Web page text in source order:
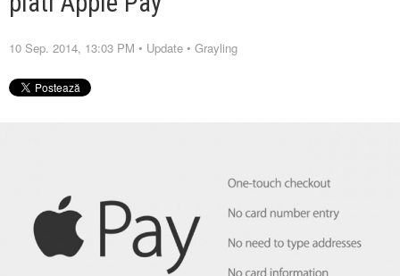
10 Sep. 2014, 13:03 PM • Update • Grayling